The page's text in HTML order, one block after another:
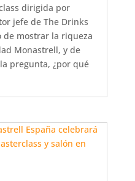
dirigida por
jefe de The Drinks
de mostrar la riqueza
Monastrell, y de
pregunta, ¿por qué